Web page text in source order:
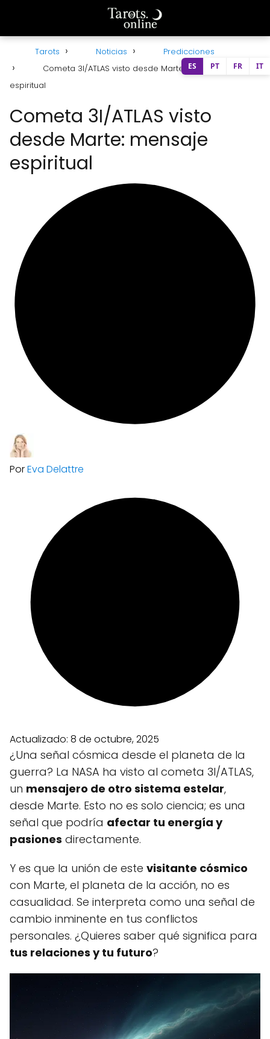
Tarots Noticias
Predicciones
Cometa 3I/ATLAS visto desde Marte: mensaje
espiritual
Cometa 3I/ATLAS visto
desde Marte: mensaje
espiritual
PorEva Delattre
Actualizado: 8 de octubre, 2025
¿Una señal cósmica desde el planeta de la
guerra? La NASA ha visto al cometa 3I/ATLAS,
un mensajero de otro sistema estelar,
desde Marte. Esto no es solo ciencia; es una
señal que podría afectar tu energía y
pasiones directamente.
Y es que la unión de este visitante cósmico
con Marte, el planeta de la acción, no es
casualidad. Se interpreta como una señal de
cambio inminente en tus conflictos
personales. ¿Quieres saber qué significa para
tus relaciones y tu futuro?
ES PT FR IT